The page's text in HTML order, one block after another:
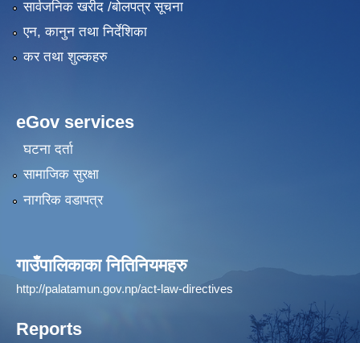
सार्वजनिक खरीद /बोलपत्र सूचना
एन, कानुन तथा निर्देशिका
कर तथा शुल्कहरु
eGov services
घटना दर्ता
सामाजिक सुरक्षा
नागरिक वडापत्र
गाउँपालिकाका नितिनियमहरु
http://palatamun.gov.np/act-law-directives
Reports